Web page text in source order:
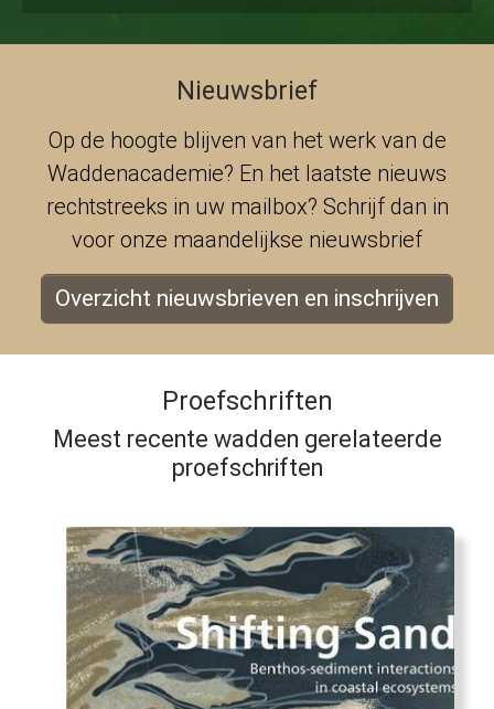
Nieuwsbrief
Op de hoogte blijven van het werk van de
Waddenacademie? En het laatste nieuws
rechtstreeks in uw mailbox? Schrijf dan in
voor onze maandelijkse nieuwsbrief
Overzicht nieuwsbrieven en inschrijven
Proefschriften
Meest recente wadden gerelateerde
proefschriften